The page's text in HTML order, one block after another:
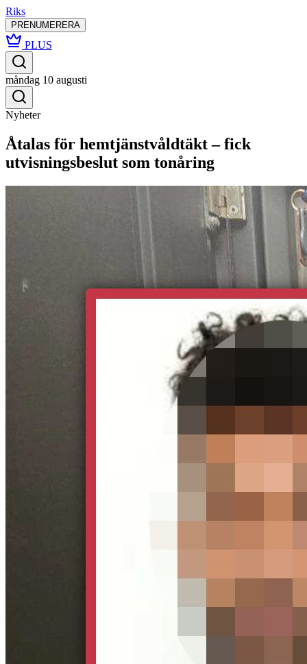
Riks
PRENUMERERA
PLUS
måndag 10 augusti
Nyheter
Åtalas för hemtjänstvåldtäkt – fick
utvisningsbeslut som tonåring